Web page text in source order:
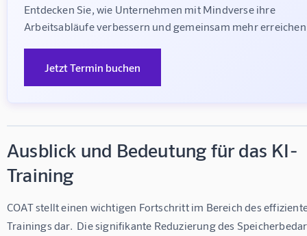
Entdecken Sie, wie Unternehmen mit Mindverse ihre
Arbeitsabläufe verbessern und gemeinsam mehr
Jetzt Termin buchen
Ausblick und Bedeutung für das KI-
Training
COAT stellt einen wichtigen Fortschritt im Bereich des
Trainings dar.  Die signifikante Reduzierung des